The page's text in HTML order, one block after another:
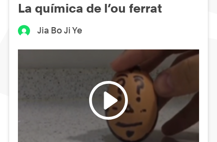
La química de l’ou ferrat
Jia Bo Ji Ye